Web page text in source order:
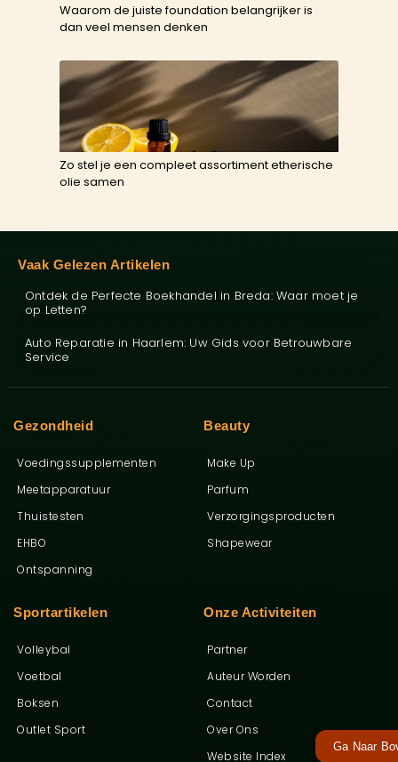
Ga Naar
Waarom de juiste foundation belangrijker is
dan veel mensen denken
Zo stel je een compleet assortiment etherische
olie samen
Onze Activiteiten
Partner
Auteur Worden
Contact
Over Ons
Website Index
Sportartikelen
Volleybal
Voetbal
Boksen
Outlet Sport
Beauty
Make Up
Parfum
Verzorgingsproducten
Shapewear
Gezondheid
Voedingssupplementen
Meetapparatuur
Thuistesten
EHBO
Ontspanning
Vaak Gelezen Artikelen
Ontdek de Perfecte Boekhandel in Breda: Waar moet je
op Letten?
Auto Reparatie in Haarlem: Uw Gids voor Betrouwbare
Service